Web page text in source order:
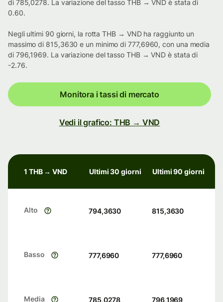
di 785,0278. La variazione del tasso THB → VND è stata di
0.60.
Negli ultimi 90 giorni, la rotta THB → VND ha raggiunto un
massimo di 815,3630 e un minimo di 777,6960, con una media
di 796,1969. La variazione del tasso THB → VND è stata di
-2.76.
Monitora i tassi di mercato
Vedi il grafico: THB → VND
1 THB → VND Ultimi 30 giorni Ultimi 90 giorni
Alto 794,3630 815,3630
Basso 777,6960 777,6960
Media 785,0278 796,1969